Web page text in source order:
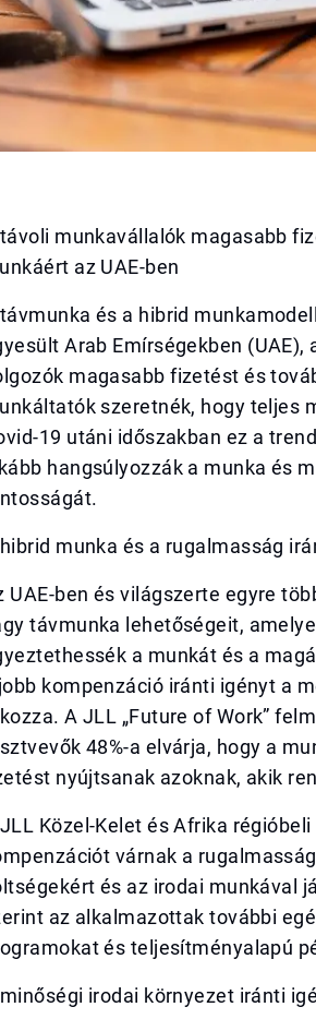
munkavállalók magasabb
az UAE-ben
és a hibrid
Arab Emírségekben
magasabb fizetést és
szeretnék, hogy teljes
19 utáni időszakban ez a
hangsúlyozzák a munka és
munka és a rugalmasság
UAE-ben és világszerte egyre
távmunka lehetőségeit,
a munkát és a
kompenzáció iránti igényt a
A JLL „Future of Work”
48%-a elvárja, hogy a
nyújtsanak azoknak, akik
Közel-Kelet és Afrika
várnak a
és az irodai munkával
az alkalmazottak további
és teljesítményalapú
irodai környezet iránti